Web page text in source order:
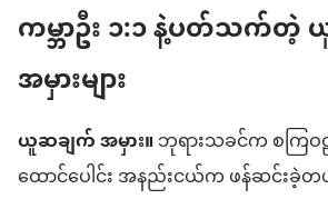
ကမ္ဘာဦး ၁:၁ နဲ့ပတ်သက်တဲ့
အမှားများ
ယူဆချက် အမှား။ဘုရားသခင်က စကြ
ထောင်ပေါင်း အနည်းငယ်က ဖန်ဆင်းခဲ့